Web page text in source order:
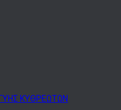
ΚΥΘΡΕΩΤΩΝ